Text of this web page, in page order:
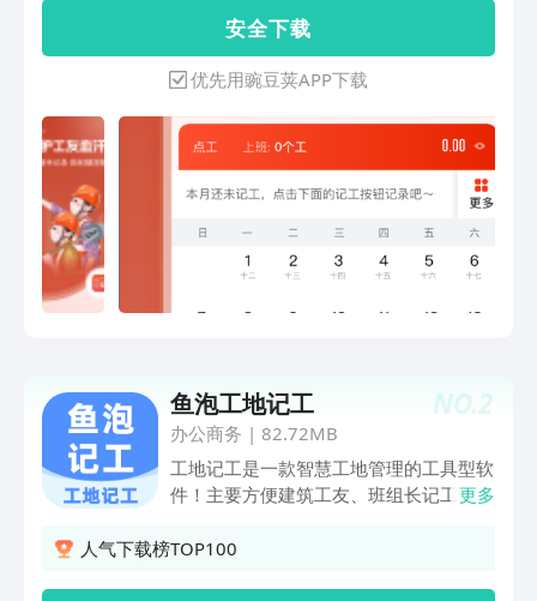
工地考勤提供移动办工服务；工人/班组
长身份可自由切换，工友能根据自己需求
选择办工，促进工地工作效率。【应用服
务】记工记账APP提供工地记工、记工
天、记工时、记工表、记工本、记工表、
记加班、工地考勤、员工考勤、记账本、
工地借支等相关记录服务，让建筑工地办
随地都能记工；工地记账：替换传统记账
们】官方客服电话：400-600-6829客服
号：aa19150311696
安 全 下 载
优先用豌豆荚APP下载
NO.2
鱼泡工地记工
办公商务 | 82.72MB
工地记工是一款智慧工地管理的工具型软
件！主要方便建筑工友、班组长记工天、
卡、统计薪资、记录日常收支、随时记录
更多
人气下载榜TOP100